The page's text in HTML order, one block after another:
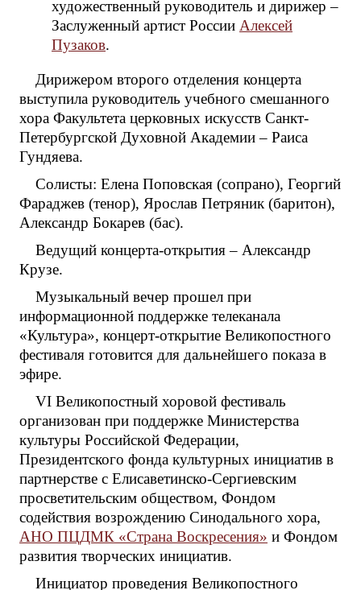
художественный руководитель и дирижер –
Заслуженный артист России Алексей
Пузаков.
Дирижером второго отделения концерта
выступила руководитель учебного смешанного
хора Факультета церковных искусств Санкт-
Петербургской Духовной Академии – Раиса
Гундяева.
Солисты: Елена Поповская (сопрано), Георгий
Фараджев (тенор), Ярослав Петряник (баритон),
Александр Бокарев (бас).
Ведущий концерта-открытия – Александр
Крузе.
Музыкальный вечер прошел при
информационной поддержке телеканала
«Культура», концерт-открытие Великопостного
фестиваля готовится для дальнейшего показа в
эфире.
VI Великопостный хоровой фестиваль
организован при поддержке Министерства
культуры Российской Федерации,
Президентского фонда культурных инициатив в
партнерстве с Елисаветинско-Сергиевским
просветительским обществом, Фондом
содействия возрождению Синодального хора,
АНО ПЦДМК «Страна Воскресения» и Фондом
развития творческих инициатив.
Инициатор проведения Великопостного